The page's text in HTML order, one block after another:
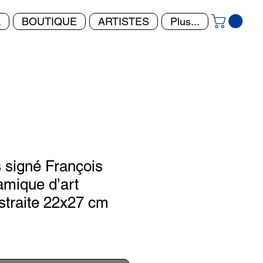
BOUTIQUE ARTISTES Plus...
signé François
d’art
22x27 cm